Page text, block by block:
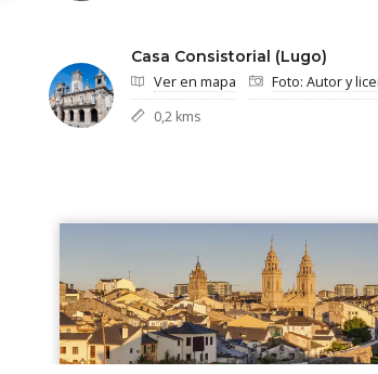
Casa Consistorial (Lugo)
Ver en mapa
Foto: Autor y
0,2 kms